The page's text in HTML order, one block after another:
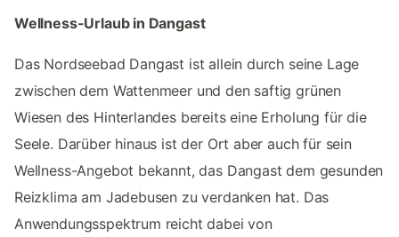
Wellness-Urlaub in Dangast
Das Nordseebad Dangast ist allein durch seine Lage
zwischen dem Wattenmeer und den saftig grünen
Wiesen des Hinterlandes bereits eine Erholung für die
Seele. Darüber hinaus ist der Ort aber auch für sein
Wellness-Angebot bekannt, das Dangast dem gesunden
Reizklima am Jadebusen zu verdanken hat. Das
Anwendungsspektrum reicht dabei von